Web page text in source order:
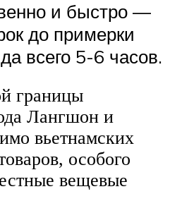
и быстро —
до примерки
всего 5-6 часов.
границы
Лангшон и
вьетнамских
особого
вещевые